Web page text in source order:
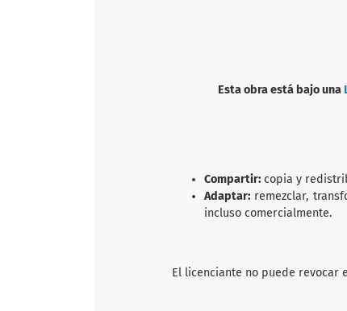
Esta obra está bajo una
Compartir: copia y
Adaptar: remezclar,
incluso comercialmente.
El licenciante no puede revocar